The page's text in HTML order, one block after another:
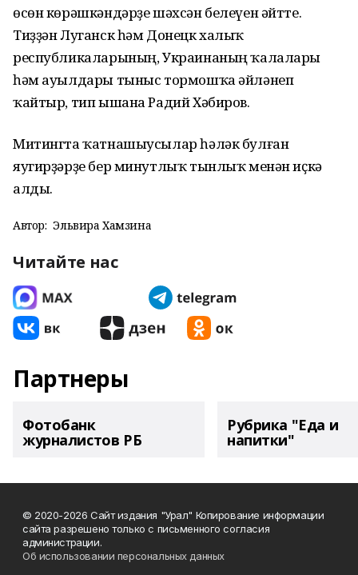
өсөн көрәшкәндәрҙе шәхсән белеүен әйтте.
Тиҙҙән Луганск һәм Донецк халыҡ
республикаларының, Украинаның ҡалалары
һәм ауылдары тыныс тормошҡа әйләнеп
ҡайтыр, тип ышана Радий Хәбиров.
Митингта ҡатнашыусылар һәләк булған
яугирҙәрҙе бер минутлыҡ тынлыҡ менән иҫкә
алды.
Автор: Эльвира Хамзина
Читайте нас
Партнеры
Фотобанк
журналистов РБ
Рубрика "Еда и
напитки"
© 2020-2026 Сайт издания "Урал" Копирование информации
сайта разрешено только с письменного согласия
администрации.
Об использовании персональных данных